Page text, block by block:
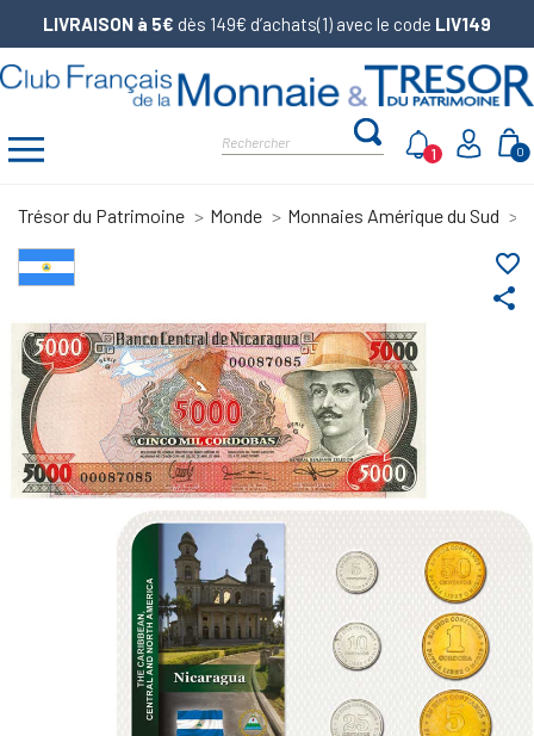
LIVRAISON à 5€ dès 149€ d’achats(1) avec le code LIV149
0
1
Trésor du Patrimoine Monde Monnaies Amérique du Sud
share
favorite_border